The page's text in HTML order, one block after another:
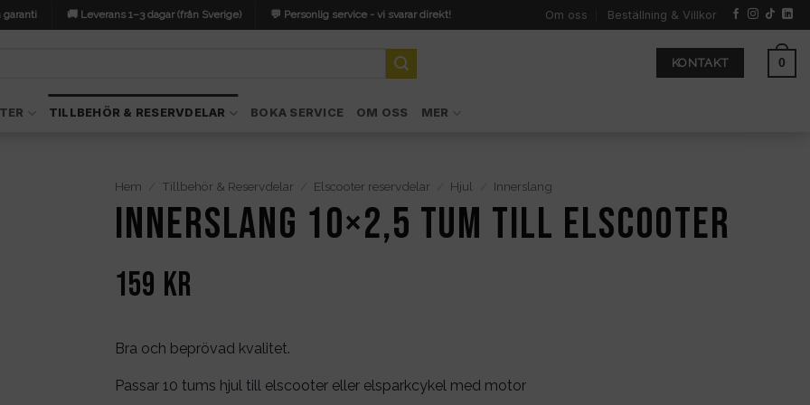
garanti 🚚 Leverans 1–3 dagar (från Sverige) 💬 Personlig service - vi svarar direkt! Om oss Beställning & Villkor
KONTAKT 0
TILLBEHÖR & RESERVDELAR BOKA SERVICE OM OSS MER
Hem Tillbehör & Reservdelar Elscooter reservdelar Hjul Innerslang
Innerslang 10×2,5 tum till elscooter
159 kr
Bra och beprövad kvalitet.
Passar 10 tums hjul till elscooter eller elsparkcykel med motor